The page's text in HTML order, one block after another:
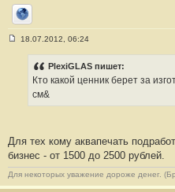
Сайт
1
18.07.2012, 06:24
PlexiGLAS пишет:
Кто какой ценник берет за
см&
Для тех кому аквапечать
бизнес - от 1500 до 2500 рублей.
Для некоторых уважение дороже денег.